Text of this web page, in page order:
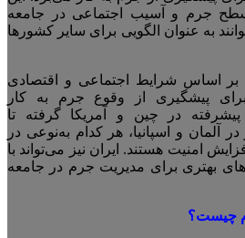
جرم و آسیب اجتماعی در جامعه
به عنوان الگویی برای سایر کشورها
بر اساس شرایط اجتماعی و اقتصادی
پیشگیری از وقوع جرم به کار
پیشرفته در چین و آمریکا گرفته تا
آلمان و اسپانیا، هر کدام به‌نوعی در
امنیت هستند. ایران نیز می‌تواند با
بهتری برای مدیریت جرم در جامعه
چیست؟